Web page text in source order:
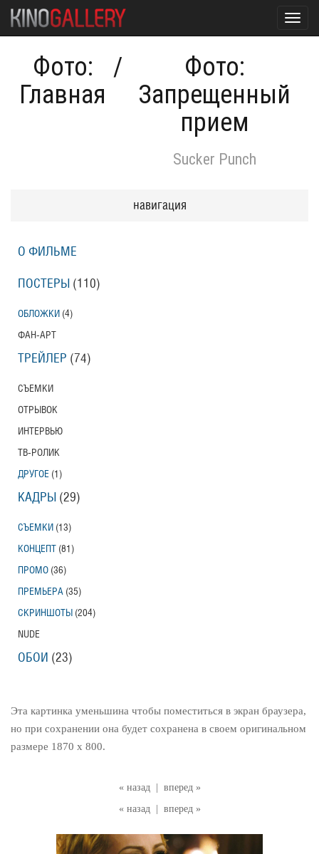
Фото:
Главная
/
Фото:
Запрещенный
прием
Sucker Punch
« назад
вперед »
« назад
вперед »
Эта картинка уменьшина чтобы поместиться в экран браузера,
но при сохранении она будет сохранена в своем оригинальном
размере 1870 x 800.
навигация
О ФИЛЬМЕ
ПОСТЕРЫ (110)
ОБЛОЖКИ (4)
ФАН-АРТ
ТРЕЙЛЕР (74)
СЪЕМКИ
ОТРЫВОК
ИНТЕРВЬЮ
ТВ-РОЛИК
ДРУГОЕ (1)
КАДРЫ (29)
СЪЕМКИ (13)
КОНЦЕПТ (81)
ПРОМО (36)
ПРЕМЬЕРА (35)
СКРИНШОТЫ (204)
NUDE
ОБОИ (23)